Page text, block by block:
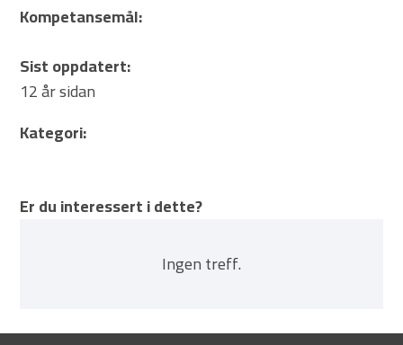
Sist oppdatert:
12 år sidan
Kategori:
Kompetansemål:
Er du interessert i dette?
Ingen treff.